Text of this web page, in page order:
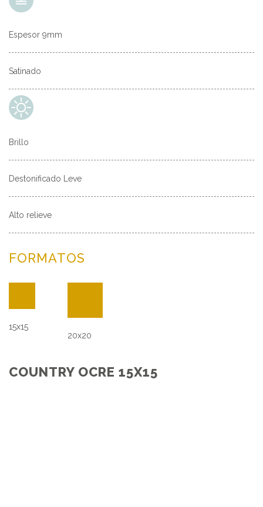
Espesor 9mm
Satinado
Brillo
Destonificado Leve
Alto relieve
FORMATOS
15x15
20x20
COUNTRY OCRE 15X15